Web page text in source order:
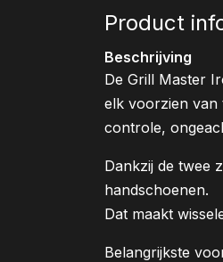
Product
Beschrijving
De Grill Master
elk voorzien van
controle,
Dankzij de twee
handschoenen.
Dat maakt
Belangrijkste